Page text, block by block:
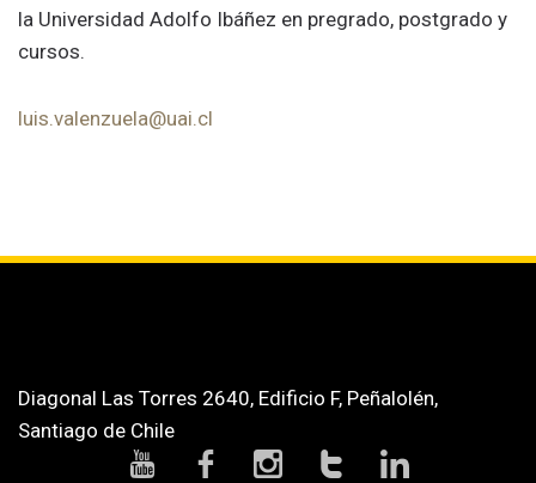
la Universidad Adolfo Ibáñez en pregrado, postgrado y
cursos.
luis.valenzuela@uai.cl
Diagonal Las Torres 2640, Edificio F, Peñalolén,
Santiago de Chile